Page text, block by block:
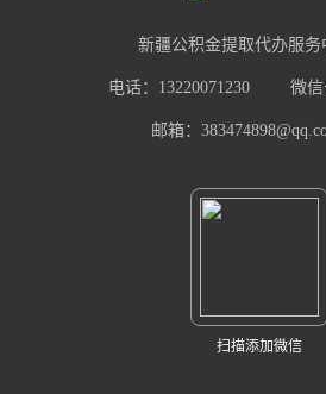
新疆公积金提取代办服务
电话：13220071230 微信
邮箱：
扫描添加微信